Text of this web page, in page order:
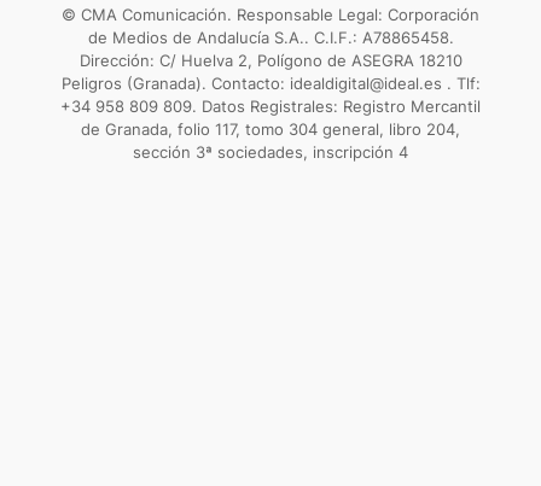
© CMA Comunicación. Responsable Legal: Corporación
de Medios de Andalucía S.A.. C.I.F.: A78865458.
Dirección: C/ Huelva 2, Polígono de ASEGRA 18210
Peligros (Granada). Contacto: idealdigital@ideal.es . Tlf:
+34 958 809 809. Datos Registrales: Registro Mercantil
de Granada, folio 117, tomo 304 general, libro 204,
sección 3ª sociedades, inscripción 4